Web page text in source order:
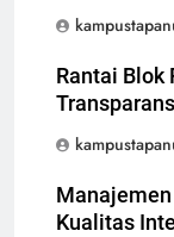
Rantai Blok
Kualitas